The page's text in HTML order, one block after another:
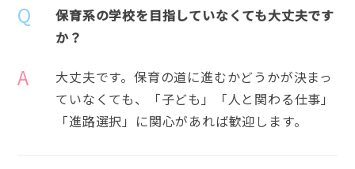
Q
保育系の学校を目指していなくても大丈夫です
か？
A
大丈夫です。保育の道に進むかどうかが決まっ
ていなくても、「子ども」「人と関わる仕事」
「進路選択」に関心があれば歓迎します。